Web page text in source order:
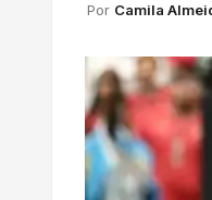
Por Camila